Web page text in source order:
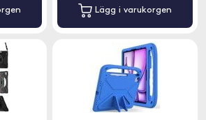
Lägg i varukorgen